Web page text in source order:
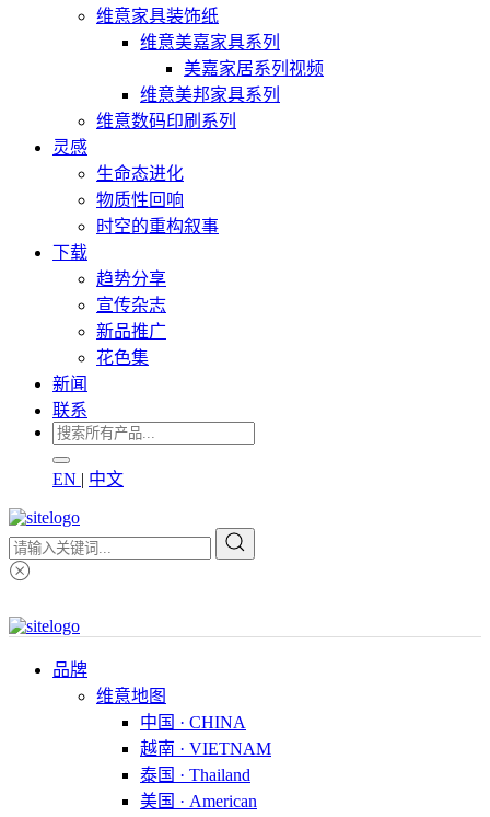
维意家具装饰纸
维意美嘉家具系列
美嘉家居系列视频
维意美邦家具系列
维意数码印刷系列
灵感
生命态进化
物质性回响
时空的重构叙事
下载
趋势分享
宣传杂志
新品推广
花色集
新闻
联系
EN | 中文
品牌
维意地图
中国 · CHINA
越南 · VIETNAM
泰国 · Thailand
美国 · American